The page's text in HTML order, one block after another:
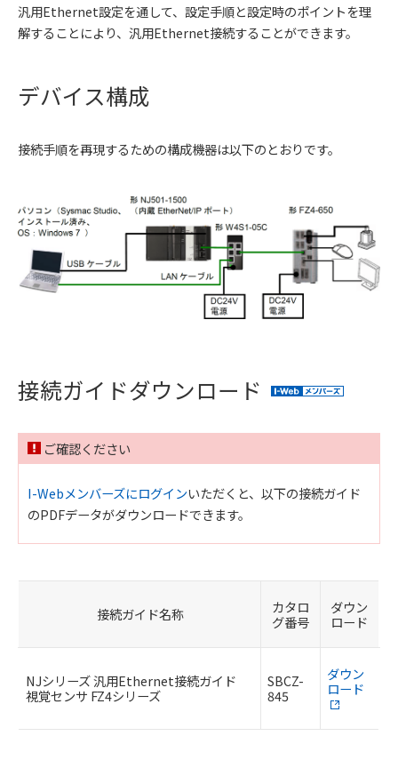
汎用Ethernet設定を通して、設定手順と設定時のポイントを理
解することにより、汎用Ethernet接続することができます。
デバイス構成
接続手順を再現するための構成機器は以下のとおりです。
接続ガイドダウンロード
ご確認ください
I-Webメンバーズにログインいただくと、以下の接続ガイド
のPDFデータがダウンロードできます。
接続ガイド名称
カタロ
グ番号
ダウン
ロード
NJシリーズ 汎用Ethernet接続ガイド
視覚センサ FZ4シリーズ
SBCZ-
845
ダウン
ロード